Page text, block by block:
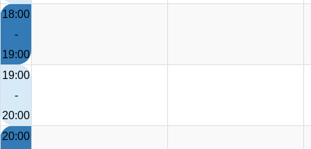
18:00
-
19:00
19:00
-
20:00
20:00